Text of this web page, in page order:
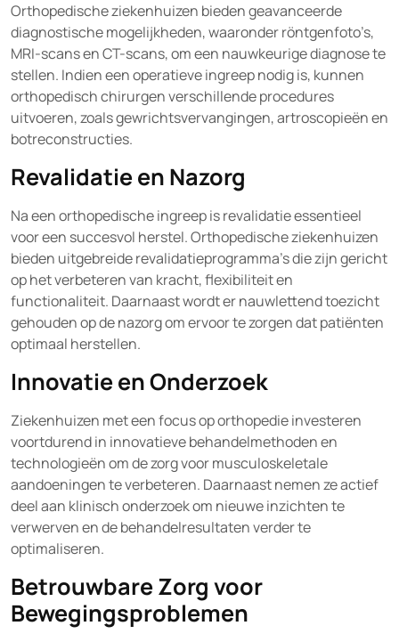
Orthopedische ziekenhuizen bieden geavanceerde
diagnostische mogelijkheden, waaronder röntgenfoto’s,
MRI-scans en CT-scans, om een nauwkeurige diagnose te
stellen. Indien een operatieve ingreep nodig is, kunnen
orthopedisch chirurgen verschillende procedures
uitvoeren, zoals gewrichtsvervangingen, artroscopieën en
botreconstructies.
Revalidatie en Nazorg
Na een orthopedische ingreep is revalidatie essentieel
voor een succesvol herstel. Orthopedische ziekenhuizen
bieden uitgebreide revalidatieprogramma’s die zijn gericht
op het verbeteren van kracht, flexibiliteit en
functionaliteit. Daarnaast wordt er nauwlettend toezicht
gehouden op de nazorg om ervoor te zorgen dat patiënten
optimaal herstellen.
Innovatie en Onderzoek
Ziekenhuizen met een focus op orthopedie investeren
voortdurend in innovatieve behandelmethoden en
technologieën om de zorg voor musculoskeletale
aandoeningen te verbeteren. Daarnaast nemen ze actief
deel aan klinisch onderzoek om nieuwe inzichten te
verwerven en de behandelresultaten verder te
optimaliseren.
Betrouwbare Zorg voor
Bewegingsproblemen